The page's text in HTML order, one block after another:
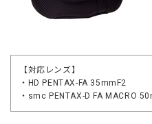
【対応レンズ】
・HD PENTAX-FA 35mmF2
・smc PENTAX-D FA MACRO